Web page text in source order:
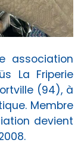
association
La Friperie
(94), à
Membre
devient